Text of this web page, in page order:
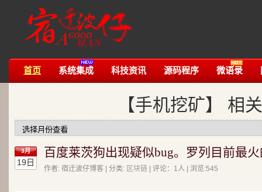
首页 系统集成 科技资讯 源码程序 微语录
【手机挖矿】 相
3月
19日
百度莱茨狗出现疑似bug。罗列目前最
作者: 宿迁波仔博客 | 分类: 区块链 | 评论：1人 | 浏览:545